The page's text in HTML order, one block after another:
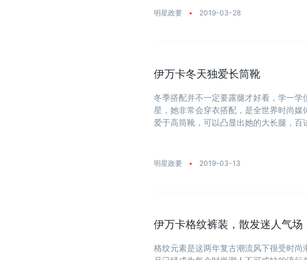
明星政要 • 2019-03-28
伊万卡冬天独爱长筒靴
冬季搭配并不一定要露腿才好看，学一学
星，她非常会穿衣搭配，是全世界时尚
爱于高筒靴，可以凸显出她的大长腿，
明星政要 • 2019-03-13
伊万卡格纹裤装，散发迷人气场
格纹元素是这两年复古潮流风下很受时